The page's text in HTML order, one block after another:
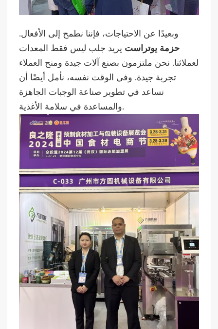
وبعيدًا عن الاحتياجات، فإننا نطمح إلى الأفعال.
حزمة يوتراست يريد جلب ليس فقط المعدات
لعملائنا. نحن ملتزمون بصنع آلات جيدة ومنح العملاء
تجربة جيدة. وفي الوقت نفسه، نأمل أيضًا أن
نساعد في تطوير صناعة الوجبات الجاهزة
والمساعدة في سلامة الأغذية.